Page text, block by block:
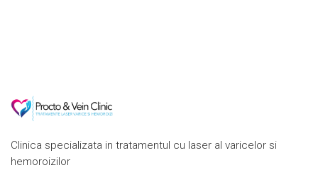
Clinica specializata in tratamentul cu laser al varicelor si
hemoroizilor